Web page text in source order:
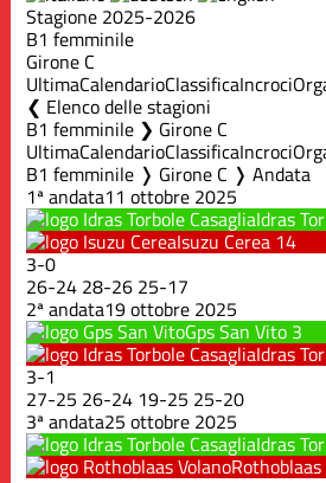
Stagione 2025-2026
B1 femminile
Girone C
UltimaCalendarioClassificaIncroci
Elenco delle stagioni
B1 femminile ❯ Girone C
UltimaCalendarioClassificaIncroci
B1 femminile ❭ Girone C ❭ Andata
1ª andata11 ottobre 2025
Idras
Isuzu Cerea 14
3-0
26-24 28-26 25-17
2ª andata19 ottobre 2025
Gps San Vito 3
Idras
3-1
27-25 26-24 19-25 25-20
3ª andata25 ottobre 2025
Idras